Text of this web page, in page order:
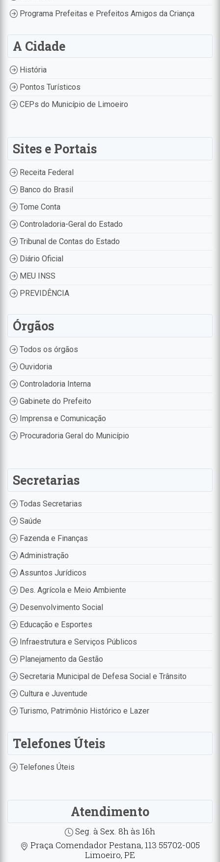
Programa Prefeitas e Prefeitos Amigos da Criança
A Cidade
História
Pontos Turísticos
CEPs do Município de Limoeiro
Sites e Portais
Receita Federal
Banco do Brasil
Tome Conta
Controladoria-Geral do Estado
Tribunal de Contas do Estado
Diário Oficial
MEU INSS
PREVIDÊNCIA
Órgãos
Todos os órgãos
Ouvidoria
Controladoria Interna
Gabinete do Prefeito
Imprensa e Comunicação
Procuradoria Geral do Município
Secretarias
Todas Secretarias
Saúde
Fazenda e Finanças
Administração
Assuntos Jurídicos
Des. Agrícola e Meio Ambiente
Desenvolvimento Social
Educação e Esportes
Infraestrutura e Serviços Públicos
Planejamento da Gestão
Secretaria Municipal de Defesa Social e Trânsito
Cultura e Juventude
Turismo, Patrimônio Histórico e Lazer
Telefones Úteis
Telefones Úteis
Atendimento
Seg. à Sex. 8h às 16h
Praça Comendador Pestana, 113 55702-005
Limoeiro, PE